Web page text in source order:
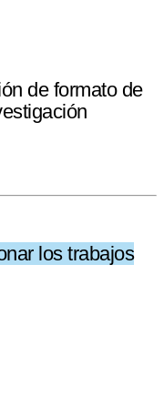
de formato de
los trabajos